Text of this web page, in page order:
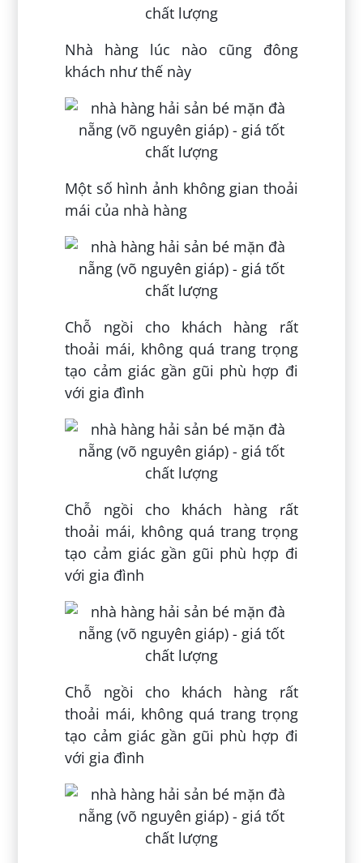
Nhà hàng lúc nào cũng đông
khách như thế này
Một số hình ảnh không gian thoải
mái của nhà hàng
Chỗ ngồi cho khách hàng rất
thoải mái, không quá trang trọng
tạo cảm giác gần gũi phù hợp đi
với gia đình
Chỗ ngồi cho khách hàng rất
thoải mái, không quá trang trọng
tạo cảm giác gần gũi phù hợp đi
với gia đình
Chỗ ngồi cho khách hàng rất
thoải mái, không quá trang trọng
tạo cảm giác gần gũi phù hợp đi
với gia đình